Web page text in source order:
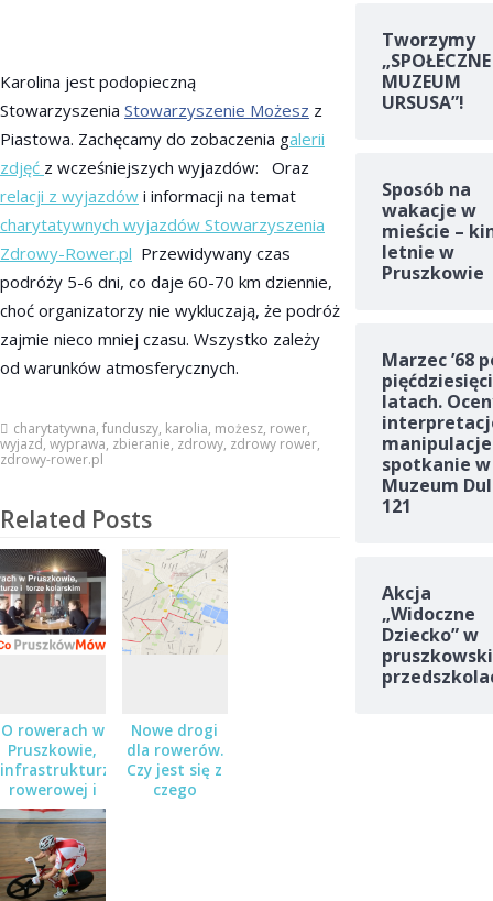
Karolina jest podopieczną
Stowarzyszenia Stowarzyszenie Możesz z
Piastowa. Zachęcamy do zobaczenia galerii
zdjęć z wcześniejszych wyjazdów: Oraz
relacji z wyjazdów i informacji na temat
charytatywnych wyjazdów Stowarzyszenia
Zdrowy-Rower.pl Przewidywany czas
podróży 5-6 dni, co daje 60-70 km dziennie,
choć organizatorzy nie wykluczają, że podróż
zajmie nieco mniej czasu. Wszystko zależy
od warunków atmosferycznych.
charytatywna, funduszy, karolia, możesz, rower,
wyjazd, wyprawa, zbieranie, zdrowy, zdrowy rower,
zdrowy-rower.pl
Related Posts
O rowerach w
Pruszkowie,
infrastrukturze
rowerowej i
torze
kolarskim –
Audycja „Co
Pruszków
Mówi”
Nowe drogi
dla rowerów.
Czy jest się z
czego
Tworzymy
„SPOŁECZNE
MUZEUM
URSUSA”!
Sposób na
wakacje w
mieście –
letnie w
Pruszkowie
Marzec ’68
latach.
spotkanie w
Muzeum
121
Akcja
„Widoczne
Dziecko” w